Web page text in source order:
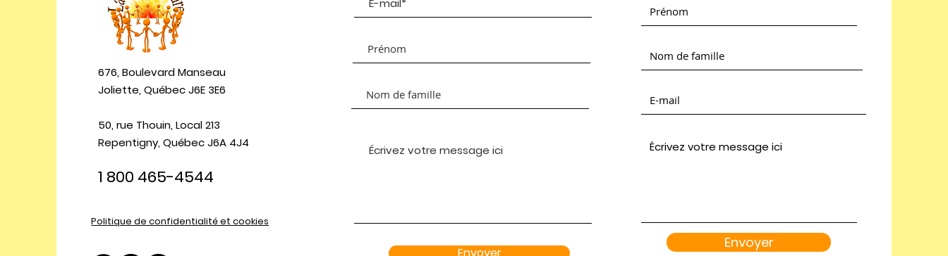
676, Boulevard Manseau
Joliette, Québec J6E 3E6
50, rue Thouin, Local 213
Repentigny, Québec J6A 4J4
1 800 465-4544
Politique de confidentialité et cookies
Envoyer